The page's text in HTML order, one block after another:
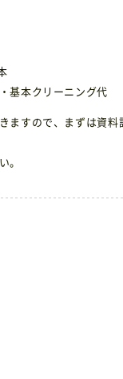
基本クリーニング代
ますので、まずは資料
。